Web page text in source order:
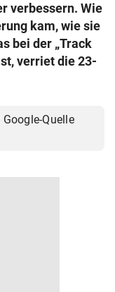
verbessern. Wie
kam, wie sie
bei der „Track
verriet die 23-
Quelle